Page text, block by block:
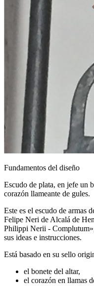
Fundamentos del diseño
Escudo de plata, en jefe un
corazón llameante de gules.
Este es el escudo de armas
Felipe Neri de Alcalá de
Philippi Nerii - Complutum
sus ideas e instrucciones.
Está basado en su sello
el bonete del altar,
el corazón en llamas